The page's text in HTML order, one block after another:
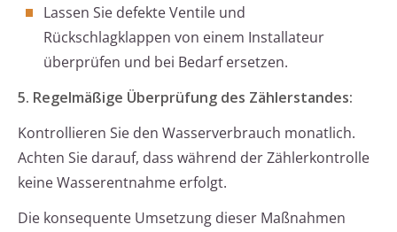
Lassen Sie defekte Ventile und
Rückschlagklappen von einem Installateur
überprüfen und bei Bedarf ersetzen.
5. Regelmäßige Überprüfung des Zählerstandes:
Kontrollieren Sie den Wasserverbrauch monatlich.
Achten Sie darauf, dass während der Zählerkontrolle
keine Wasserentnahme erfolgt.
Die konsequente Umsetzung dieser Maßnahmen